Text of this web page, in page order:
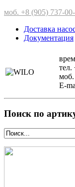
моб. +8 (905) 737-00-
Доставка
Документация
тел.
моб.
E-
Поиск по